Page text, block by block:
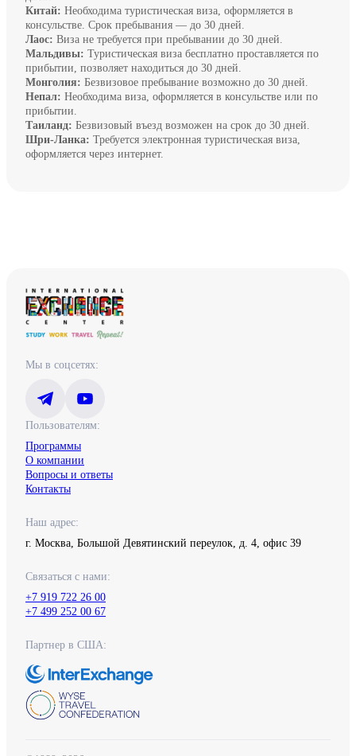
Китай: Необходима туристическая виза, оформляется в
консульстве. Срок пребывания — до 30 дней.
Лаос: Виза не требуется при пребывании до 30 дней.
Мальдивы: Туристическая виза бесплатно проставляется по
прибытии, позволяет находиться до 30 дней.
Монголия: Безвизовое пребывание возможно до 30 дней.
Непал: Необходима виза, оформляется в консульстве или по
прибытии.
Таиланд: Безвизовый въезд возможен на срок до 30 дней.
Шри-Ланка: Требуется электронная туристическая виза,
оформляется через интернет.
Мы в соцсетях:
Пользователям:
Программы
О компании
Вопросы и ответы
Контакты
Наш адрес:
г. Москва, Большой Девятинский переулок, д. 4, офис 39
Связаться с нами:
+7 919 722 26 00
+7 499 252 00 67
Партнер в США: